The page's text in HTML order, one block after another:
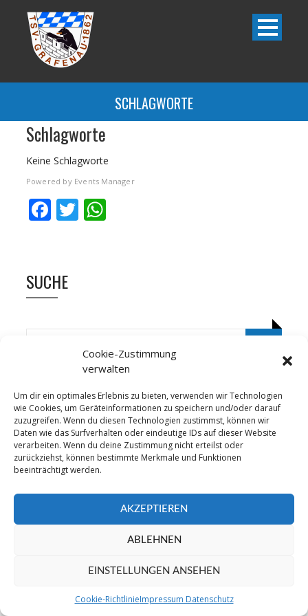
Cookie-Zustimmung
verwalten
Um dir ein optimales Erlebnis zu bieten, verwenden wir Technologien
wie Cookies, um Geräteinformationen zu speichern und/oder darauf
zuzugreifen. Wenn du diesen Technologien zustimmst, können wir
Daten wie das Surfverhalten oder eindeutige IDs auf dieser Website
verarbeiten. Wenn du deine Zustimmung nicht erteilst oder
zurückziehst, können bestimmte Merkmale und Funktionen
beeinträchtigt werden.
AKZEPTIEREN
ABLEHNEN
EINSTELLUNGEN ANSEHEN
Cookie-RichtlinieImpressum Datenschutz
SCHLAGWORTE
Schlagworte
Keine Schlagworte
Powered by Events Manager
Facebook
Twitter
WhatsApp
SUCHE
©2016 TSV Grafenau - Sparte Fußball. All Right
Reserved